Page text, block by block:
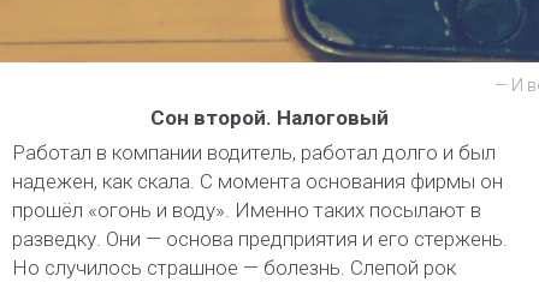
— И
Сон второй. Налоговый
Работал в компании водитель, работал долго и был
надежен, как скала. С момента основания фирмы он
прошёл «огонь и воду». Именно таких посылают в
разведку. Они — основа предприятия и его стержень.
Но случилось страшное — болезнь. Слепой рок